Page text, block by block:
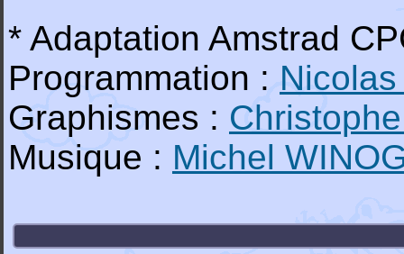
* Adaptation Amstrad
Programmation :
Graphismes :
Musique : Michel